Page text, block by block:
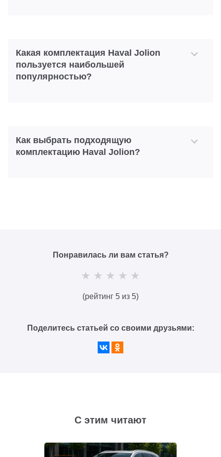
Какая комплектация Haval Jolion
пользуется наибольшей
популярностью?
Как выбрать подходящую
комплектацию Haval Jolion?
Понравилась ли вам статья?
(рейтинг 5 из 5)
Поделитесь статьей со своими друзьями:
С этим читают